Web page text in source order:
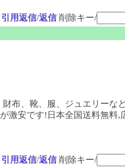
引用返信/返信 削除キー/
布、靴、服、ジュエリーな
激安です!日本全国送料無料,
引用返信/返信 削除キー/